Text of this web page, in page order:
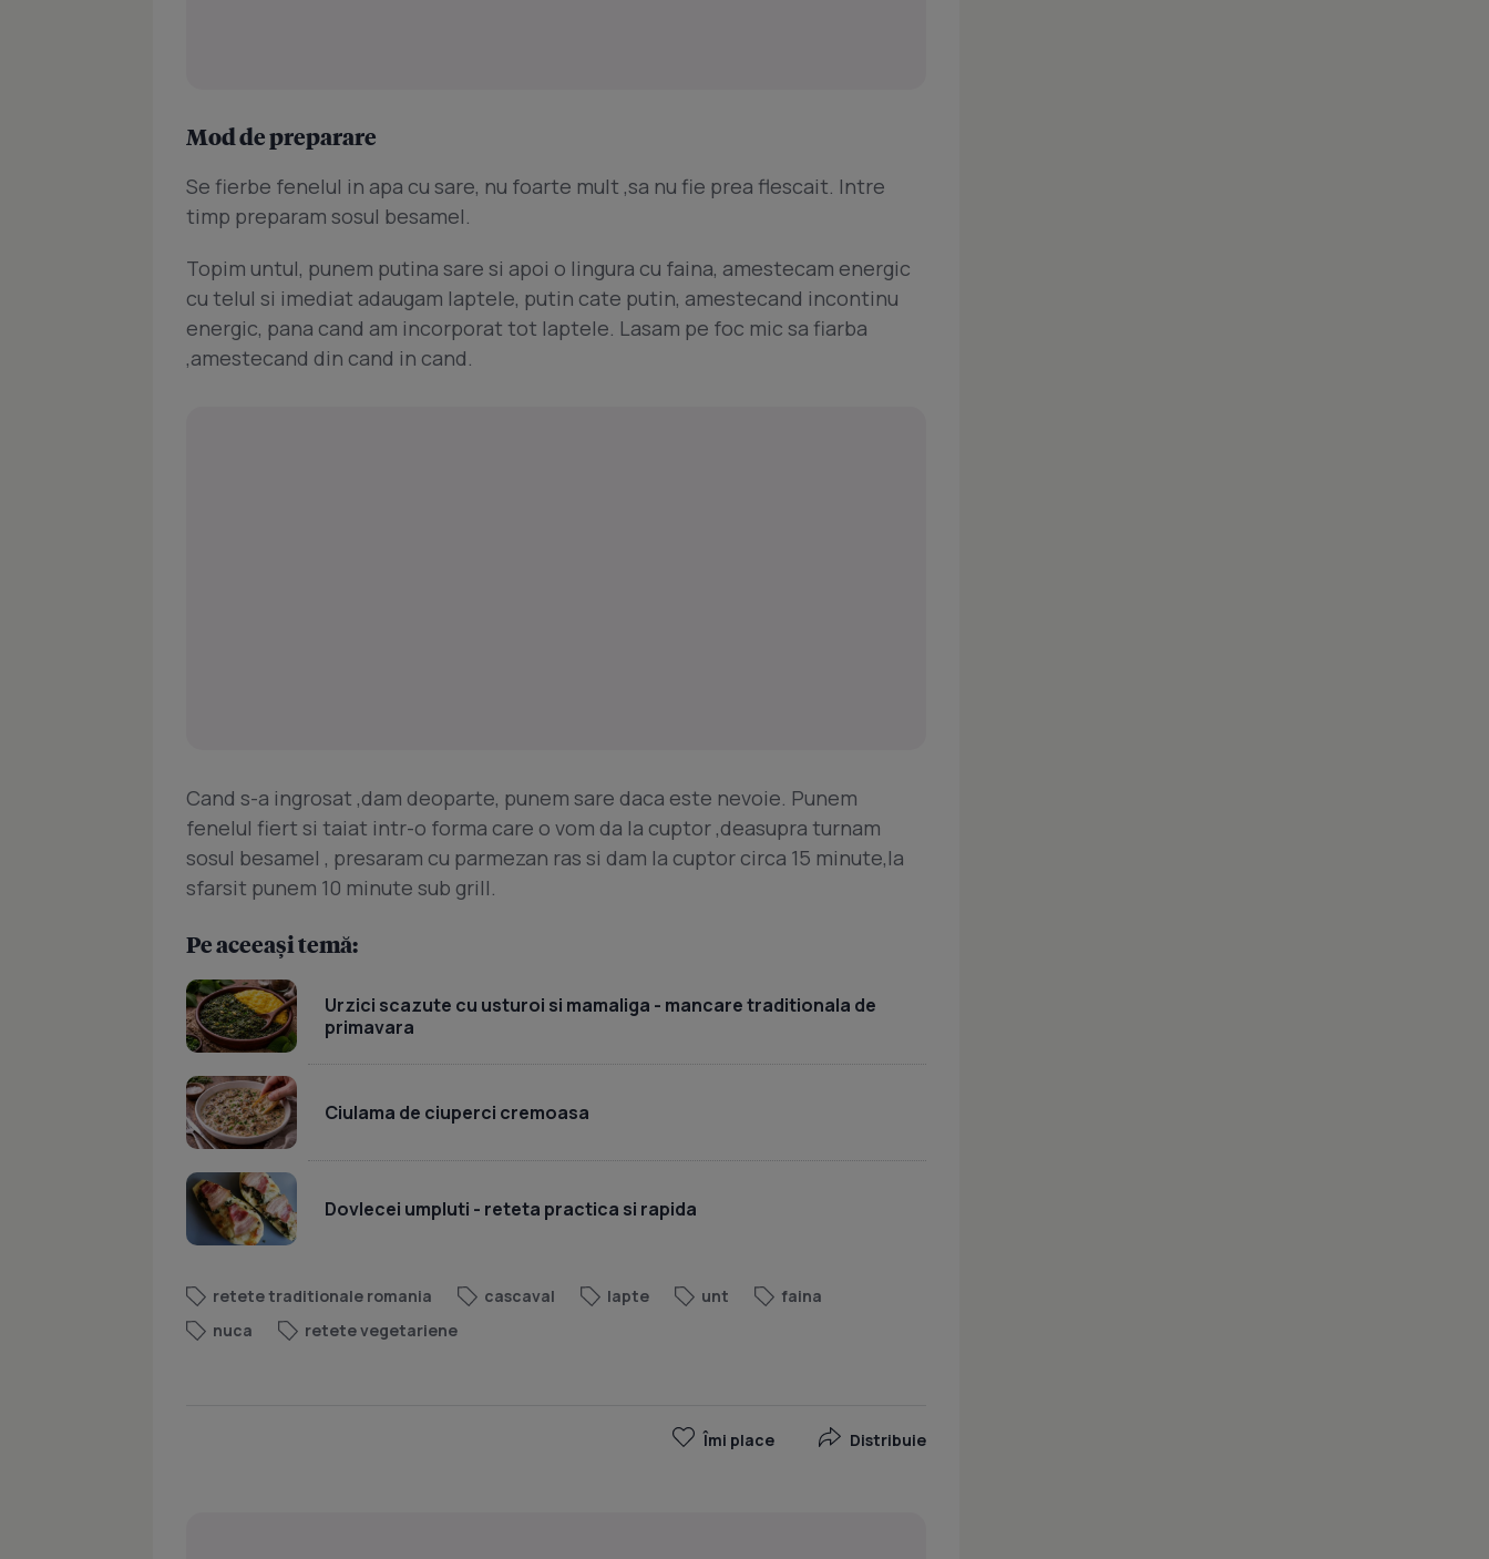
Mod de preparare
Se fierbe fenelul in apa cu sare, nu foarte mult ,sa nu fie prea flescait. Intre
timp preparam sosul besamel.
Topim untul, punem putina sare si apoi o lingura cu faina, amestecam energic
cu telul si imediat adaugam laptele, putin cate putin, amestecand incontinu
energic, pana cand am incorporat tot laptele. Lasam pe foc mic sa fiarba
,amestecand din cand in cand.
Cand s-a ingrosat ,dam deoparte, punem sare daca este nevoie. Punem
fenelul fiert si taiat intr-o forma care o vom da la cuptor ,deasupra turnam
sosul besamel , presaram cu parmezan ras si dam la cuptor circa 15 minute,la
sfarsit punem 10 minute sub grill.
Pe aceeași temă:
Urzici scazute cu usturoi si mamaliga - mancare traditionala de
primavara
Ciulama de ciuperci cremoasa
Dovlecei umpluti - reteta practica si rapida
retete traditionale romania cascaval lapte unt
faina
nuca
retete vegetariene
Îmi place Distribuie